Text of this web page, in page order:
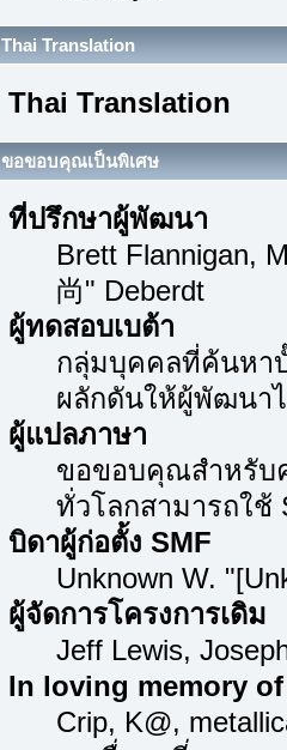
Thai Translation
Thai Translation
ขอขอบคุณเป็นพิเศษ
ที่ปรึกษาผู้พัฒนา
Brett Flannigan,
尚" Deberdt
ผู้ทดสอบเบต้า
กลุ่มบุคคลที่ค้นหา
ผลักดันให้ผู้พัฒนา
ผู้แปลภาษา
ขอขอบคุณสำหรับ
ทั่วโลกสามารถใช้
บิดาผู้ก่อตั้ง SMF
Unknown W.
ผู้จัดการโครงการเดิม
Jeff Lewis,
In loving memory of
Crip, K@,